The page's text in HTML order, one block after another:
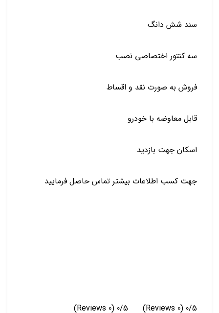
سند شش دانگ
️سه کنتور اختصاصی نصب
فروش به صورت نقد و اقساط
قابل معاوضه با خودرو
️اسکان جهت بازدید
جهت کسب اطلاعات بیشتر تماس حاصل فرمایید
0/5
(0 Reviews)
0/5
(0 Reviews)